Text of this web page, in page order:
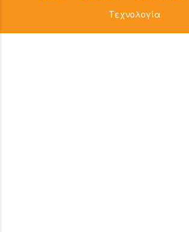
Τεχνολογία